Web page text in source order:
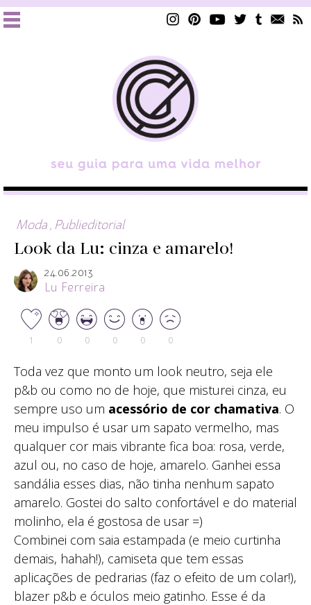
Moda Publieditorial
Look da Lu: cinza e amarelo!
24.06.2013
Lu Ferreira
1 0 0 0 0 0
Toda vez que monto um look neutro, seja ele
p&b ou como no de hoje, que misturei cinza, eu
sempre uso um acessório de cor chamativa. O
meu impulso é usar um sapato vermelho, mas
qualquer cor mais vibrante fica boa: rosa, verde,
azul ou, no caso de hoje, amarelo. Ganhei essa
sandália esses dias, não tinha nenhum sapato
amarelo. Gostei do salto confortável e do material
molinho, ela é gostosa de usar =)
Combinei com saia estampada (e meio curtinha
demais, hahah!), camiseta que tem essas
aplicações de pedrarias (faz o efeito de um colar!),
blazer p&b e óculos meio gatinho. Esse é da